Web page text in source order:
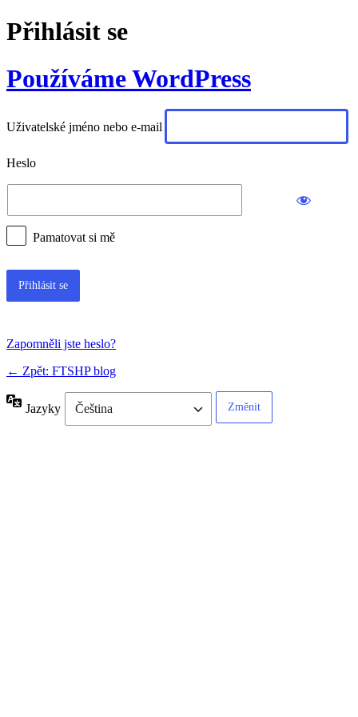
Přihlásit se
Používáme WordPress
Uživatelské jméno nebo e-mail
Heslo
Pamatovat si mě
Zapomněli jste heslo?
← Zpět: FTSHP blog
Jazyky